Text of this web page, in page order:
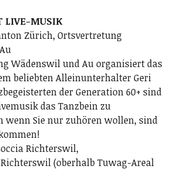
LIVE-MUSIK
Zürich, Ortsvertretung
Wädenswil und Au organisiert das
beliebten Alleinunterhalter Geri
der Generation 60+ sind
das Tanzbein zu
wenn Sie nur zuhören wollen, sind
Richterswil,
(oberhalb Tuwag-Areal